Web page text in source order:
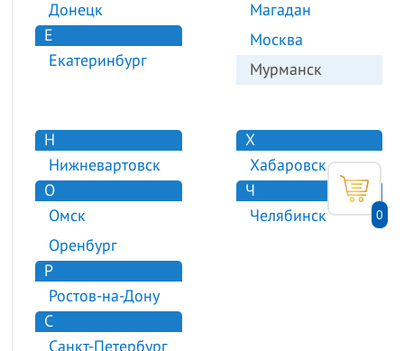
0
Донецк
Е
Екатеринбург
Магадан
Москва
Мурманск
Н
Нижневартовск
О
Омск
Оренбург
Р
Ростов-на-Дону
С
Санкт-Петербург
Х
Хабаровск
Ч
Челябинск